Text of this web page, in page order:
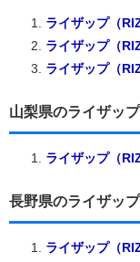
ライザップ（
ライザップ（
ライザップ（
山梨県のライザッ
ライザップ（
長野県のライザッ
ライザップ（